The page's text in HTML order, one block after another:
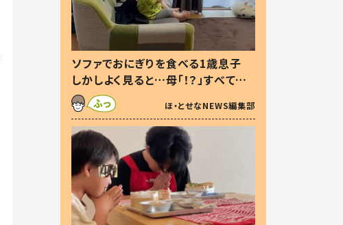
ソファでおにぎりを食べる1歳息子
しかしよく見ると…母「！？」すべてを
察した母の投稿に「可愛いから許
す！」「現行犯〜」
ほ・とせなNEWS編集部